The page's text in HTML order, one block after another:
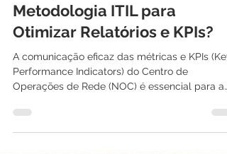
NOC | Como Utilizar a
Metodologia ITIL para
Otimizar Relatórios e KPIs?
A comunicação eficaz das métricas e KPIs (Key
Operações de Rede (NOC) é essencial para a